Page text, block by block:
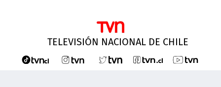
TELEVISIÓN NACIONAL DE CHILE